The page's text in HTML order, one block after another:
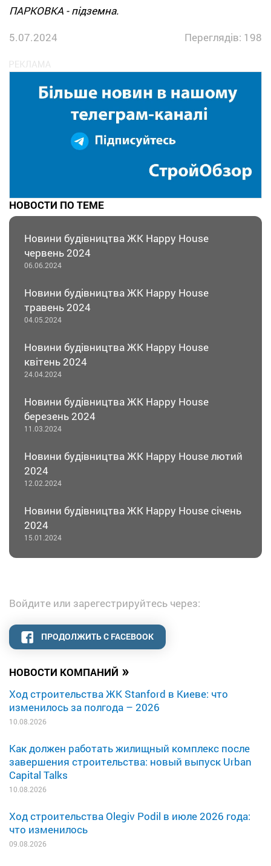
НОВОСТИ КОМПАНИЙ »
Ход строительства ЖК Stanford в Киеве: что
изменилось за полгода – 2026
10.08.2026
Как должен работать жилищный комплекс после
завершения строительства: новый выпуск Urban
Capital Talks
10.08.2026
Ход строительства Olegiv Podil в июле 2026 года:
что изменилось
09.08.2026
ПАРКОВКА - підземна.
5.07.2024
Переглядів: 198
НОВОСТИ ПО ТЕМЕ
Новини будівництва ЖК Happy House
червень 2024
06.06.2024
Новини будівництва ЖК Happy House
травень 2024
04.05.2024
Новини будівництва ЖК Happy House
квітень 2024
24.04.2024
Новини будівництва ЖК Happy House
березень 2024
11.03.2024
Новини будівництва ЖК Happy House лютий
2024
12.02.2024
Новини будівництва ЖК Happy House січень
2024
15.01.2024
Войдите или зарегестрируйтесь через:
ПРОДОЛЖИТЬ С FACEBOOK